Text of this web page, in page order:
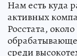
Нам есть куда
активных
Росстата,
среди